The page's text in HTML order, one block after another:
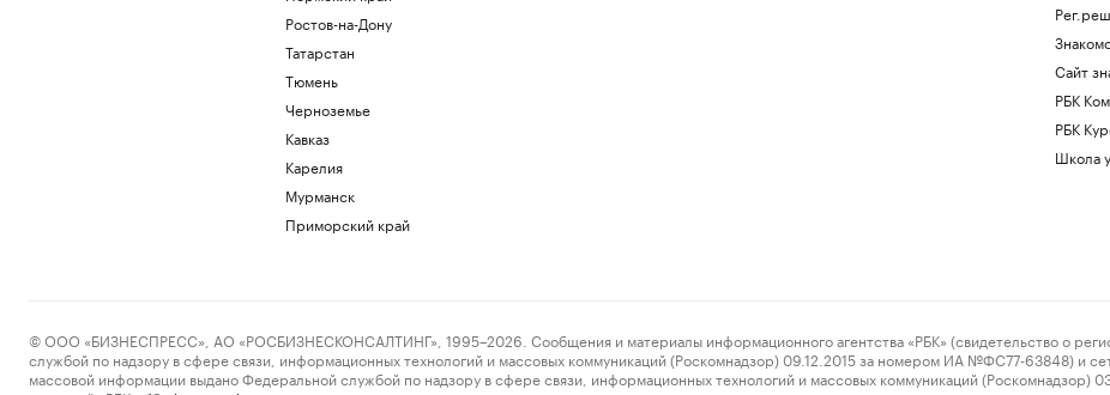
Ростов-на-Дону
Татарстан
Тюмень
Черноземье
Кавказ
Карелия
Мурманск
Приморский край
Сайт
РБК
РБК
Школа
© ООО «БИЗНЕСПРЕСС», АО «РОСБИЗНЕСКОНСАЛТИНГ», 1995–2026. Сообщения и материалы информационного агентства «РБК» (свидетельство о
службой по надзору в сфере связи, информационных технологий и массовых коммуникаций (Роскомнадзор) 09.12.2015 за номером ИА №ФС77-63848) и
массовой информации выдано Федеральной службой по надзору в сфере связи, информационных технологий и массовых коммуникаций